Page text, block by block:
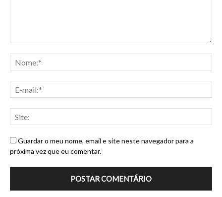
Guardar o meu nome, email e site neste navegador para a
próxima vez que eu comentar.